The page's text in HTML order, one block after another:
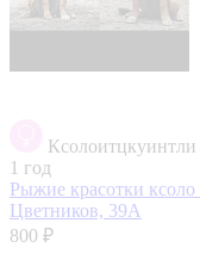
Ксолоитцкуинтли
1 год
Рыжие красотки ксоло
Цветников, 39А
800 ₽